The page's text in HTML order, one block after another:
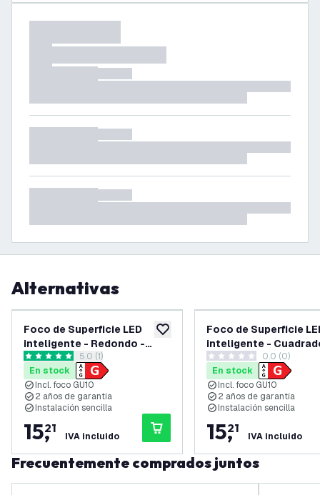
Alternativas
añadir a lista de deseos
Foco de Superficie LED
inteligente - Redondo -
Blanco - 4.9W - RGB+CCT -
Inclinable - IP20
abrir el panel de reseñas
5 estrellas de puntuación
5.0 (1)
En stock
Incl. foco GU10
2 años de garantía
Instalación sencilla
15,
21
IVA incluido
Foco de Superficie
inteligente -
Negro - 4.9W -
Inclinable - IP20
0 estrellas de puntuación
0.0 (0)
En stock
Incl. foco GU10
2 años de garantía
Instalación sencilla
15,
21
IVA incluido
Frecuentemente comprados juntos